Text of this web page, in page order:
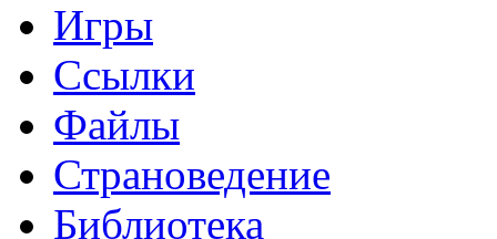
Игры
Ссылки
Файлы
Страноведение
Библиотека